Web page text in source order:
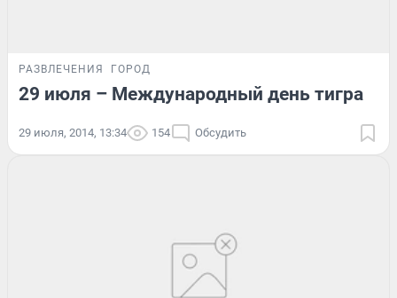
РАЗВЛЕЧЕНИЯ ГОРОД
29 июля – Международный день тигра
29 июля, 2014, 13:34 154 Обсудить